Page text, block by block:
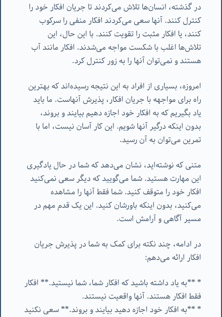
در گذشته، انسان‌ها تلاش می‌کردند تا جریان افکار خود را
کنترل کنند. آنها سعی می‌کردند افکار منفی را سرکوب
کنند، یا افکار مثبت را تقویت کنند. با این حال، این
تلاش‌ها اغلب با شکست مواجه می‌شدند. افکار مانند آب
هستند و نمی‌توان آنها را به زور کنترل کرد.
امروزه، بسیاری از افراد به این نتیجه رسیده‌اند که بهترین
راه برای مواجهه با جریان افکار، پذیرش آنهاست. ما باید
یاد بگیریم که به افکار خود اجازه دهیم بیایند و بروند،
بدون اینکه درگیر آنها شویم. این کار آسان نیست، اما با
تمرین می‌توان به آن رسید.
متنی که نوشته‌اید، نشان می‌دهد که شما در حال یادگیری
این مهارت هستید. شما می‌گویید که دیگر سعی نمی‌کنید
افکار خود را متوقف کنید. شما فقط آنها را مشاهده
می‌کنید، بدون اینکه باورشان کنید. این یک قدم مهم در
مسیر آگاهی و آرامش است.
در ادامه، چند نکته برای کمک به شما در پذیرش جریان
افکار ارائه می‌دهم:
* **به یاد داشته باشید که افکار شما، شما نیستید.** افکار
فقط افکار هستند. آنها واقعیت نیستند.
* **به افکار خود اجازه دهید بیایند و بروند.** سعی نکنید